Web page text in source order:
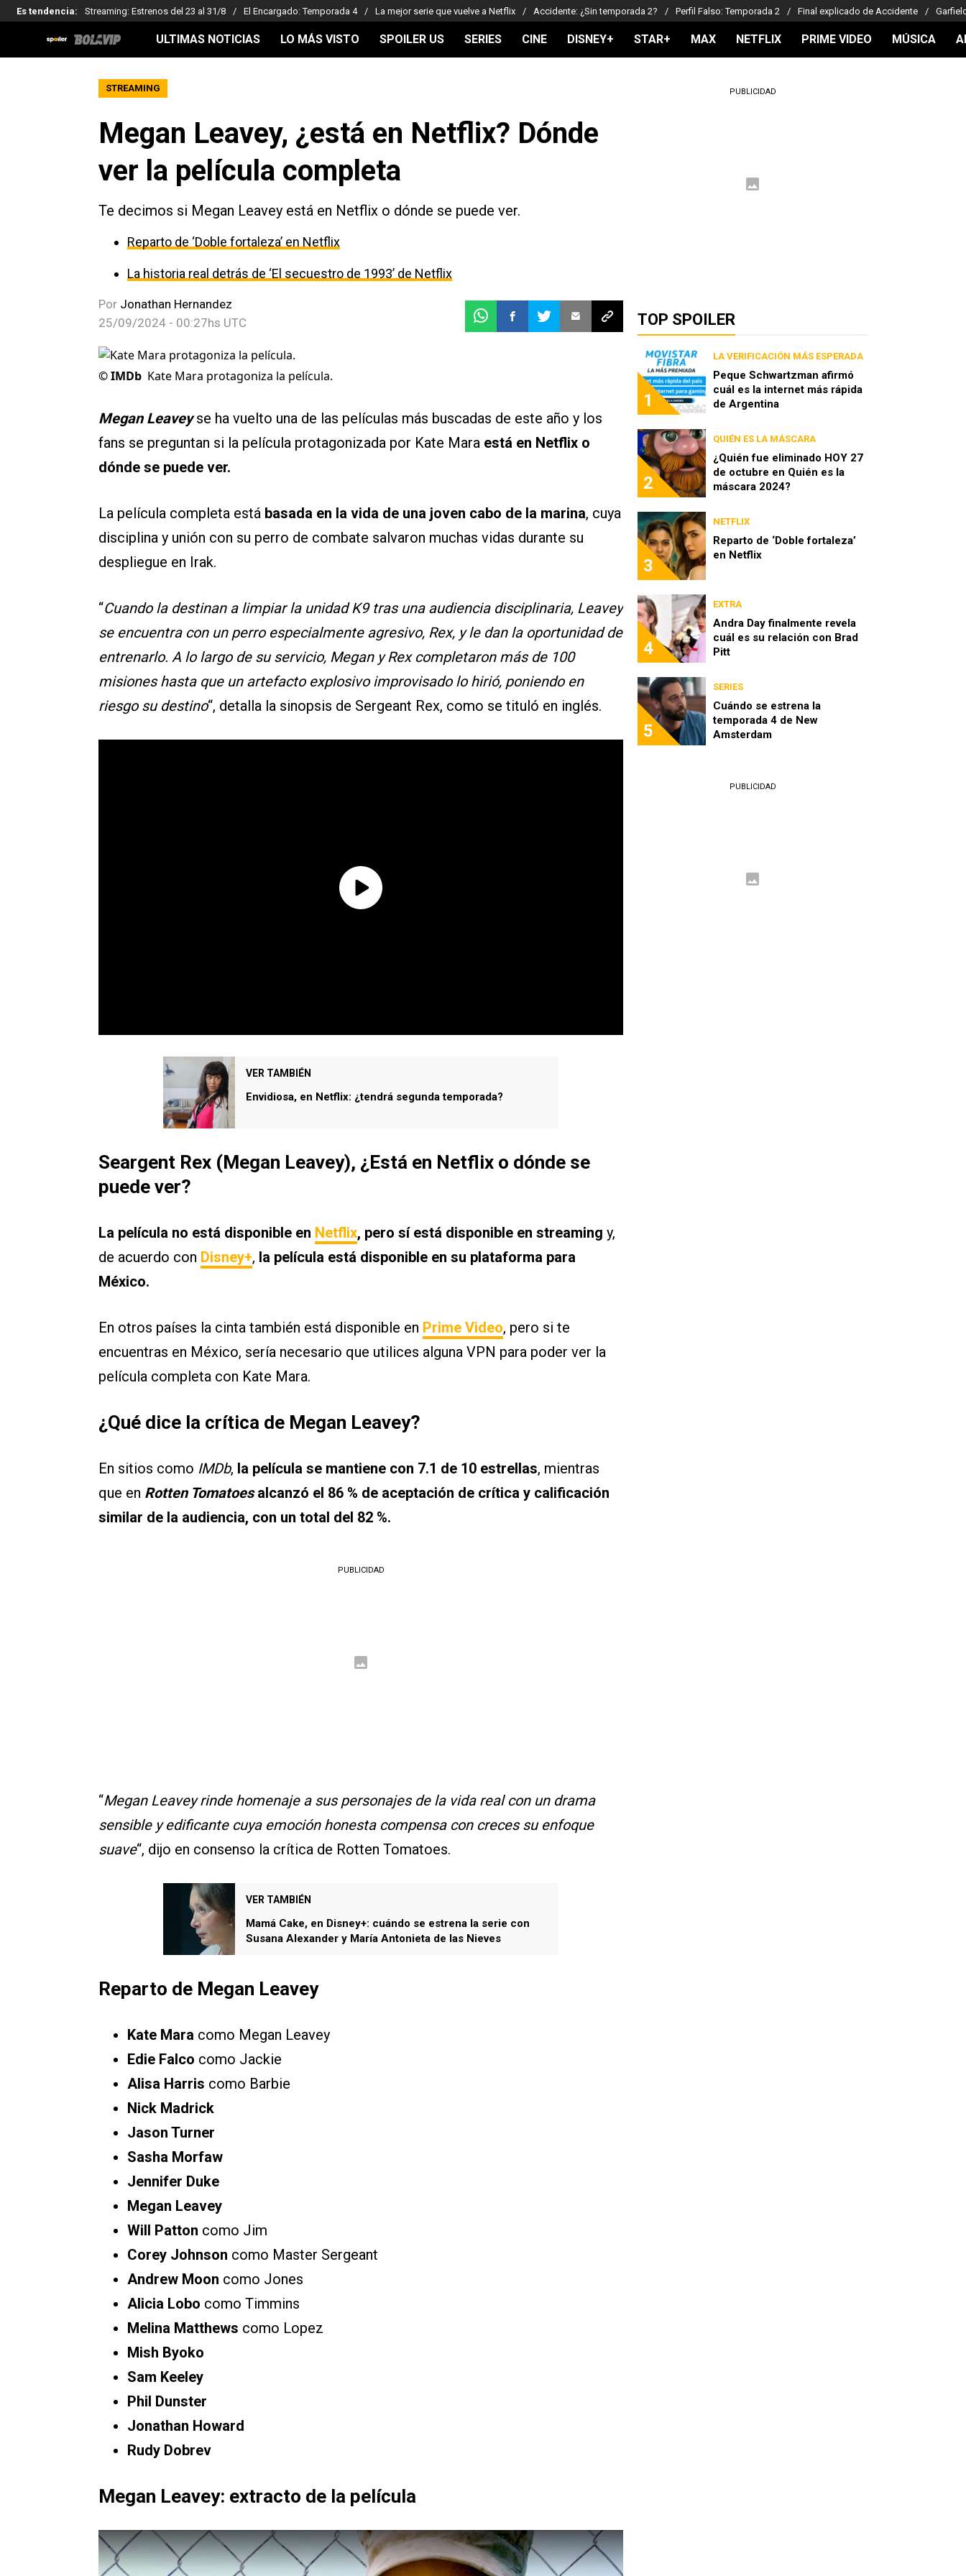
Es tendencia: Streaming: Estrenos del 23 al 31/8 El Encargado: Temporada 4 La mejor serie que vuelve a Netflix Accidente: ¿Sin temporada 2? Perfil Falso: Temporada 2 Final explicado de Accidente
ULTIMAS NOTICIAS LO MÁS VISTO SPOILER US SERIES CINE DISNEY+ STAR+ MAX NETFLIX PRIME VIDEO MÚSICA
STREAMING
Megan Leavey, ¿está en Netflix? Dónde
ver la película completa
Te decimos si Megan Leavey está en Netflix o dónde se puede ver.
Reparto de ‘Doble fortaleza’ en Netflix
La historia real detrás de ‘El secuestro de 1993’ de Netflix
Por Jonathan Hernandez
25/09/2024 - 00:27hs UTC
©IMDb Kate Mara protagoniza la película.
Megan Leaveyse ha vuelto una de las películas más buscadas de este año y los
fans se preguntan si la película protagonizada por Kate Mara está en Netflix o
dónde se puede ver.
La película completa está basada en la vida de una joven cabo de la marina, cuya
disciplina y unión con su perro de combate salvaron muchas vidas durante su
despliegue en Irak.
“Cuando la destinan a limpiar la unidad K9 tras una audiencia disciplinaria, Leavey
se encuentra con un perro especialmente agresivo, Rex, y le dan la oportunidad de
entrenarlo. A lo largo de su servicio, Megan y Rex completaron más de 100
misiones hasta que un artefacto explosivo improvisado lo hirió, poniendo en
riesgo su destino“, detalla la sinopsis de Sergeant Rex, como se tituló en inglés.
VER TAMBIÉN
Envidiosa, en Netflix: ¿tendrá segunda temporada?
Seargent Rex (Megan Leavey), ¿Está en Netflix o dónde se
puede ver?
La película no está disponible en Netflix, pero sí está disponible en streaming y,
de acuerdo con Disney+, la película está disponible en su plataforma para
México.
En otros países la cinta también está disponible en Prime Video, pero si te
encuentras en México, sería necesario que utilices alguna VPN para poder ver la
película completa con Kate Mara.
¿Qué dice la crítica de Megan Leavey?
En sitios como IMDb, la película se mantiene con 7.1 de 10 estrellas, mientras
que en Rotten Tomatoesalcanzó el 86 % de aceptación de crítica y calificación
similar de la audiencia, con un total del 82 %.
PUBLICIDAD
“Megan Leavey rinde homenaje a sus personajes de la vida real con un drama
sensible y edificante cuya emoción honesta compensa con creces su enfoque
suave“, dijo en consenso la crítica de Rotten Tomatoes.
VER TAMBIÉN
Mamá Cake, en Disney+: cuándo se estrena la serie con
Susana Alexander y María Antonieta de las Nieves
Reparto de Megan Leavey
Kate Mara como Megan Leavey
Edie Falco como Jackie
Alisa Harris como Barbie
Nick Madrick
Jason Turner
Sasha Morfaw
Jennifer Duke
Megan Leavey
Will Patton como Jim
Corey Johnson como Master Sergeant
Andrew Moon como Jones
Alicia Lobo como Timmins
Melina Matthews como Lopez
Mish Byoko
Sam Keeley
Phil Dunster
Jonathan Howard
Rudy Dobrev
Megan Leavey: extracto de la película
PUBLICIDAD
TOP SPOILER
1
LA VERIFICACIÓN MÁS ESPERADA
Peque Schwartzman afirmó
cuál es la internet más rápida
de Argentina
2
QUIÉN ES LA MÁSCARA
¿Quién fue eliminado HOY 27
de octubre en Quién es la
máscara 2024?
3
NETFLIX
Reparto de ‘Doble fortaleza’
en Netflix
4
EXTRA
Andra Day finalmente revela
cuál es su relación con Brad
Pitt
5
SERIES
Cuándo se estrena la
temporada 4 de New
Amsterdam
PUBLICIDAD